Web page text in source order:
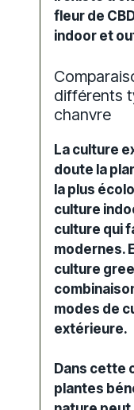
fleur de
indoor et
différents
chanvre
La culture
doute la
la plus
culture
culture qui
modernes.
culture
modes de
extérieure.
Dans cette
plantes